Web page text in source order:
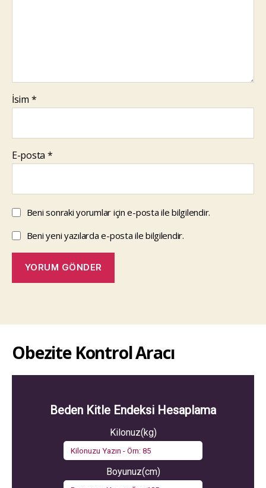
İsim *
E-posta *
Beni sonraki yorumlar için e-posta ile bilgilendir.
Beni yeni yazılarda e-posta ile bilgilendir.
Obezite Kontrol Aracı